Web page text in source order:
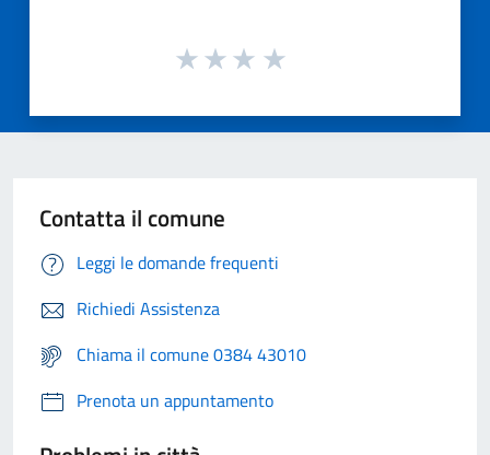
Contatta il comune
Leggi le domande frequenti
Richiedi Assistenza
Chiama il comune 0384 43010
Prenota un appuntamento